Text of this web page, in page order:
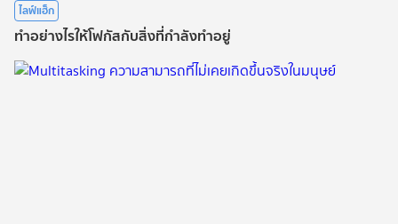
ไลฟ์แฮ็ก
ทำอย่างไรให้โฟกัสกับสิ่งที่กำลังทำอยู่